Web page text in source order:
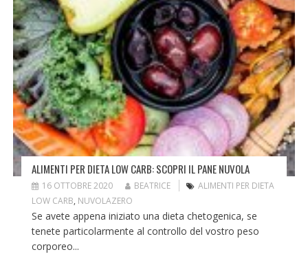
ALIMENTI PER DIETA LOW CARB: SCOPRI IL PANE NUVOLA
16 OTTOBRE 2020 BEATRICE
ALIMENTI PER DIETA
LOW CARB, NUVOLAZERO
Se avete appena iniziato una dieta chetogenica, se
tenete particolarmente al controllo del vostro peso
corporeo...